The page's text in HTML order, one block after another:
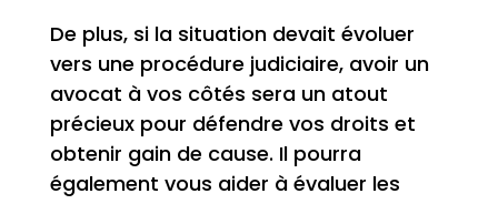
De plus, si la situation devait évoluer
vers une procédure judiciaire, avoir un
avocat à vos côtés sera un atout
précieux pour défendre vos droits et
obtenir gain de cause. Il pourra
également vous aider à évaluer les